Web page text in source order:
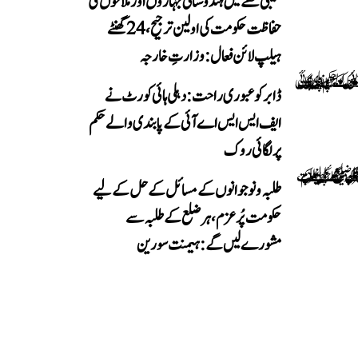
حفاظت حکومت کی اولین ترجیح، 24 گھنٹے
ہیلپ لائن فعال: وزارتِ خارجہ
ڈابر کو عبوری راحت: دہلی ہائی کورٹ نے
ایف ایس ایس اے آئی کے پابندی والے حکم
پر لگائی روک
طلبہ و نوجوانوں کے مسائل کے حل کے لیے
حکومت پُرعزم، ہر ضلع کے طلبہ سے
مشورے لیں گے: ہیمنت سورین